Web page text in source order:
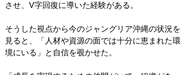
させ、V字回復に導いた経験がある。
そうした視点から今のジャングリア沖縄の状況を
見ると、「人材や資源の面では十分に恵まれた環
境にいる」と自信を覗かせた。